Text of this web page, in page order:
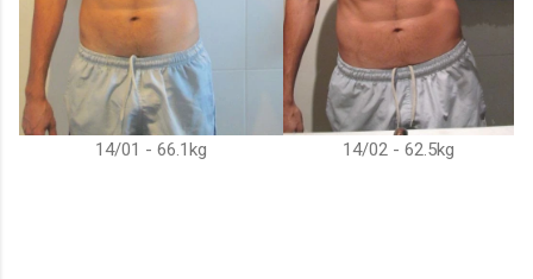
14/01 - 66.1kg 14/02 - 62.5kg